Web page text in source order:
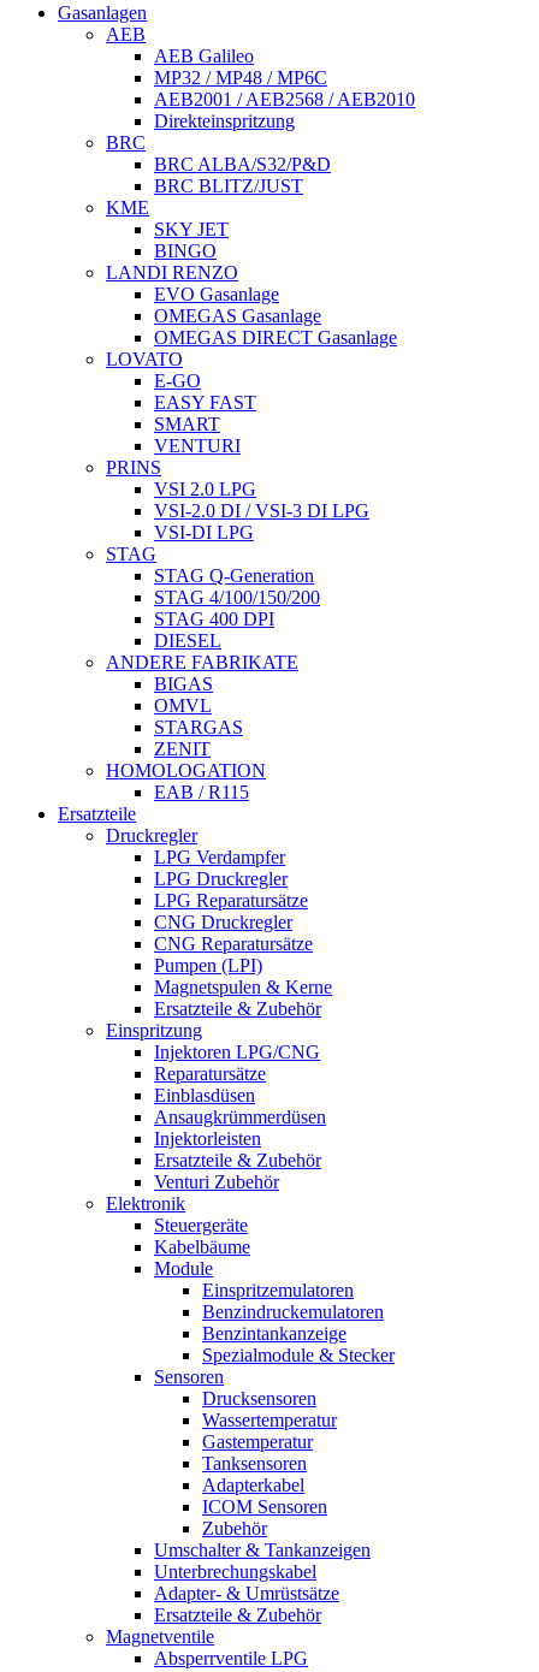
Gasanlagen
AEB
AEB Galileo
MP32 / MP48 / MP6C
AEB2001 / AEB2568 / AEB2010
Direkteinspritzung
BRC
BRC ALBA/S32/P&D
BRC BLITZ/JUST
KME
SKY JET
BINGO
LANDI RENZO
EVO Gasanlage
OMEGAS Gasanlage
OMEGAS DIRECT Gasanlage
LOVATO
E-GO
EASY FAST
SMART
VENTURI
PRINS
VSI 2.0 LPG
VSI-2.0 DI / VSI-3 DI LPG
VSI-DI LPG
STAG
STAG Q-Generation
STAG 4/100/150/200
STAG 400 DPI
DIESEL
ANDERE FABRIKATE
BIGAS
OMVL
STARGAS
ZENIT
HOMOLOGATION
EAB / R115
Ersatzteile
Druckregler
LPG Verdampfer
LPG Druckregler
LPG Reparatursätze
CNG Druckregler
CNG Reparatursätze
Pumpen (LPI)
Magnetspulen & Kerne
Ersatzteile & Zubehör
Einspritzung
Injektoren LPG/CNG
Reparatursätze
Einblasdüsen
Ansaugkrümmerdüsen
Injektorleisten
Ersatzteile & Zubehör
Venturi Zubehör
Elektronik
Steuergeräte
Kabelbäume
Module
Einspritzemulatoren
Benzindruckemulatoren
Benzintankanzeige
Spezialmodule & Stecker
Sensoren
Drucksensoren
Wassertemperatur
Gastemperatur
Tanksensoren
Adapterkabel
ICOM Sensoren
Zubehör
Umschalter & Tankanzeigen
Unterbrechungskabel
Adapter- & Umrüstsätze
Ersatzteile & Zubehör
Magnetventile
Absperrventile LPG